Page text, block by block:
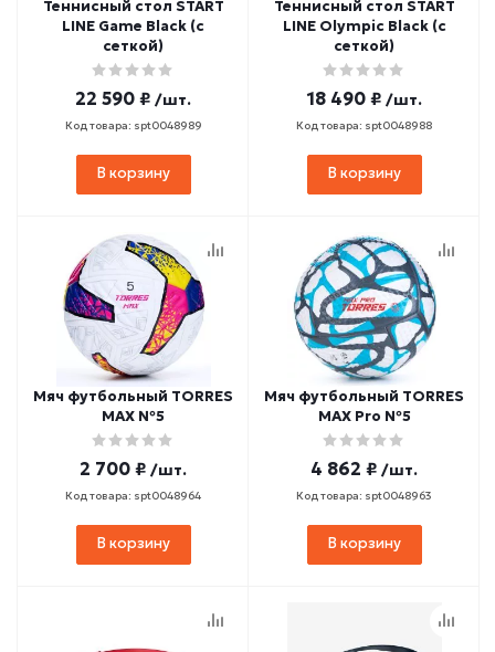
Теннисный стол START
LINE Game Black (с
сеткой)
22 590 ₽ /шт.
Код товара: spt0048989
В корзину
Теннисный стол START
LINE Olympic Black (с
сеткой)
18 490 ₽ /шт.
Код товара: spt0048988
В корзину
Мяч футбольный TORRES
MAX №5
2 700 ₽ /шт.
Код товара: spt0048964
В корзину
Мяч футбольный TORRES
MAX Pro №5
4 862 ₽ /шт.
Код товара: spt0048963
В корзину